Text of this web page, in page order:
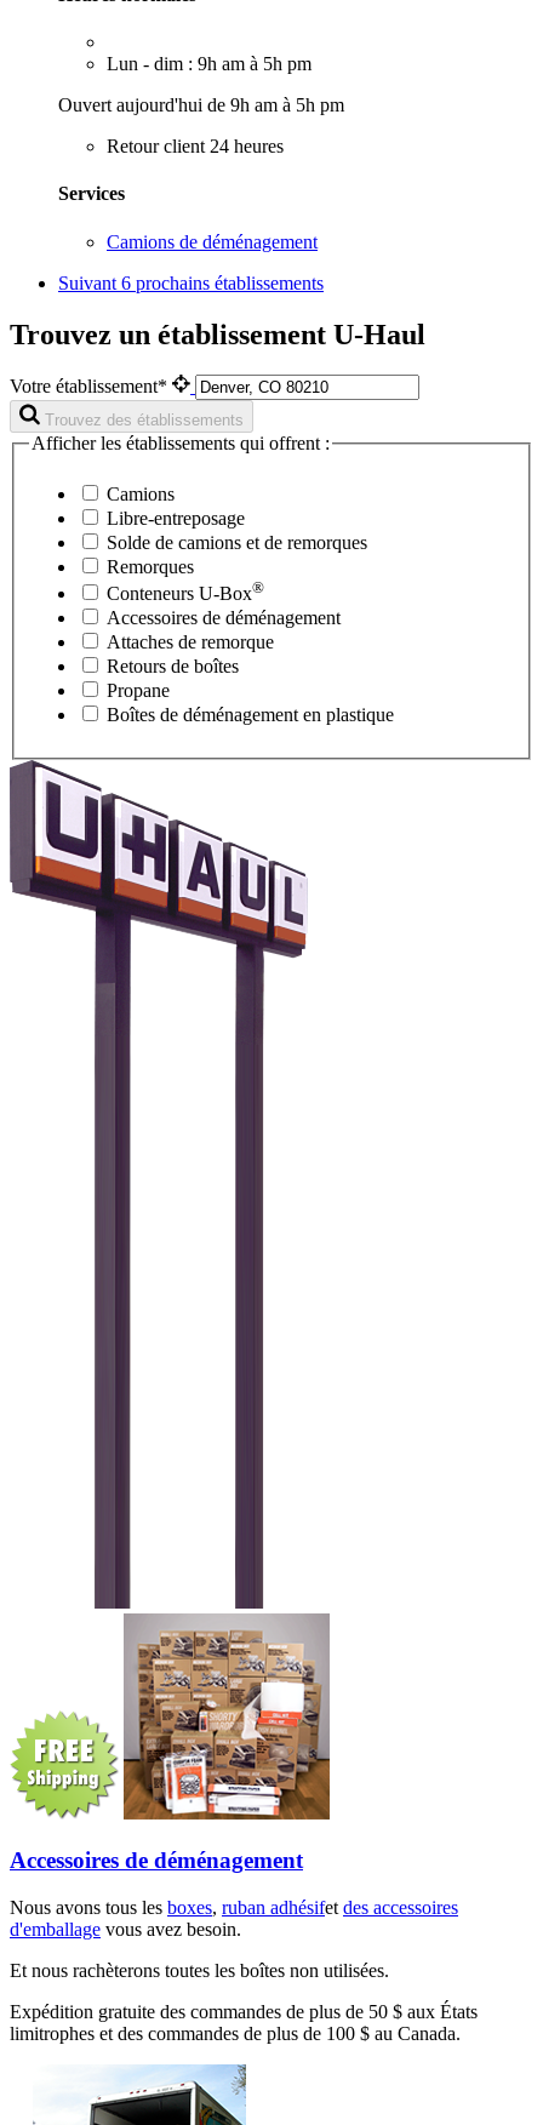
Lun - dim : 9h am à 5h pm
Ouvert aujourd'hui de 9h am à 5h pm
Retour client 24 heures
Services
Camions de déménagement
Suivant 6 prochains établissements
Trouvez un établissement U-Haul
Votre établissement*
Trouvez des établissements
Afficher les établissements qui offrent :
Camions
Libre-entreposage
Solde de camions et de remorques
Remorques
Conteneurs U-Box®
Accessoires de déménagement
Attaches de remorque
Retours de boîtes
Propane
Boîtes de déménagement en plastique
Accessoires de déménagement
Nous avons tous les boxes, ruban adhésifet des accessoires
d'emballage vous avez besoin.
Et nous rachèterons toutes les boîtes non utilisées.
Expédition gratuite des commandes de plus de 50 $ aux États
limitrophes et des commandes de plus de 100 $ au Canada.